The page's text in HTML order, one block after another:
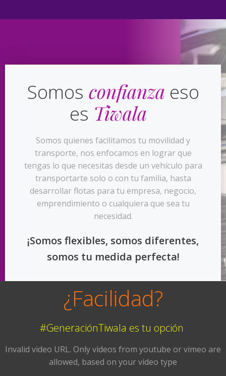
Somos confianza eso
es Tiwala
Somos quienes facilitamos tu movilidad y
transporte, nos enfocamos en lograr que
tengas lo que necesitas desde un vehículo para
transportarte solo o con tu familia, hasta
desarrollar flotas para tu empresa, negocio,
emprendimiento o cualquiera que sea tu
necesidad.
¡Somos flexibles, somos diferentes,
somos tu medida perfecta!
¿Facilidad?
#GeneraciónTiwala es tu opción
Invalid video URL. Only videos from youtube or vimeo are
allowed, based on your video type